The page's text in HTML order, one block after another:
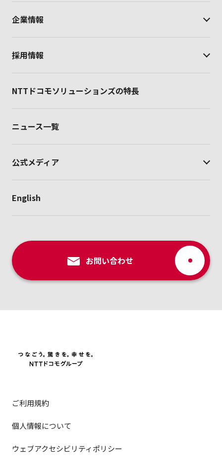
企業情報
採用情報
NTTドコモソリューションズの特長
ニュース一覧
公式メディア
English
お問い合わせ
ご利用規約
個人情報について
ウェブアクセシビリティポリシー